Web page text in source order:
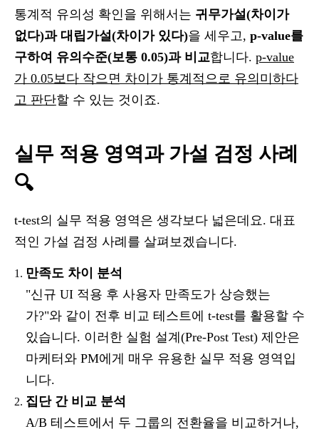
통계적 유의성 확인을 위해서는 귀무가설(차이가
없다)과 대립가설(차이가 있다)을 세우고, p-value를
구하여 유의수준(보통 0.05)과 비교합니다. p-value
가 0.05보다 작으면 차이가 통계적으로 유의미하다
고 판단할 수 있는 것이죠.
실무 적용 영역과 가설 검정 사례
🔍
t-test의 실무 적용 영역은 생각보다 넓은데요. 대표
적인 가설 검정 사례를 살펴보겠습니다.
만족도 차이 분석
"신규 UI 적용 후 사용자 만족도가 상승했는
가?"와 같이 전후 비교 테스트에 t-test를 활용할 수
있습니다. 이러한 실험 설계(Pre-Post Test) 제안은
마케터와 PM에게 매우 유용한 실무 적용 영역입
니다.
집단 간 비교 분석
A/B 테스트에서 두 그룹의 전환율을 비교하거나,